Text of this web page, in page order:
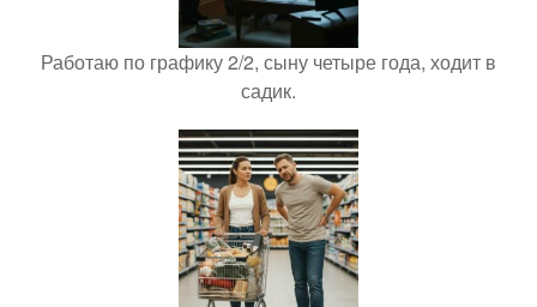
Работаю по графику 2/2, сыну четыре года, ходит в
садик.